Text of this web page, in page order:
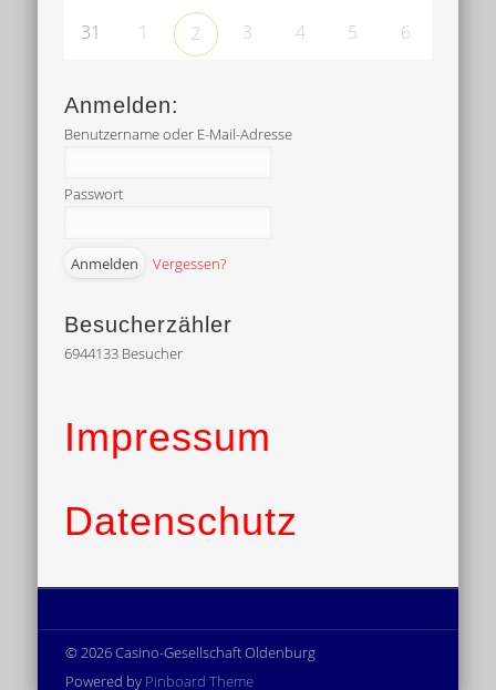
31 1 2 3 4 5 6
Anmelden:
Benutzername oder E-Mail-Adresse
Passwort
Vergessen?
Besucherzähler
6944133 Besucher
Impressum
Datenschutz
© 2026 Casino-Gesellschaft Oldenburg
Powered by Pinboard Theme